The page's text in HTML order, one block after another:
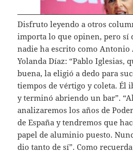
Disfruto leyendo a otros
importa lo que opinen, pero sí
nadie ha escrito como Antonio
Yolanda Díaz: “Pablo Iglesias,
buena, la eligió a dedo para
tiempos de vértigo y coleta. Él
y terminó abriendo un bar”.
analizaremos los años de
de España y tendremos que
papel de aluminio puesto.
dio tanto de sí”. Como